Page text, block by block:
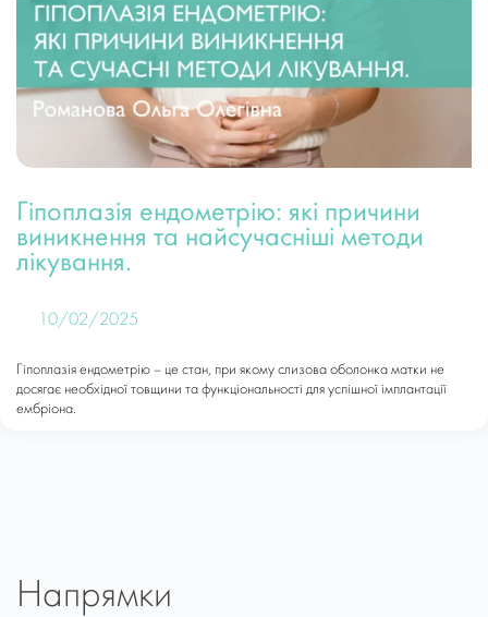
Гіпоплазія ендометрію: які причини
виникнення та найсучасніші методи
лікування.
10/02/2025
Гіпоплазія ендометрію – це стан, при якому слизова оболонка матки не
досягає необхідної товщини та функціональності для успішної імплантації
ембріона.
Напрямки